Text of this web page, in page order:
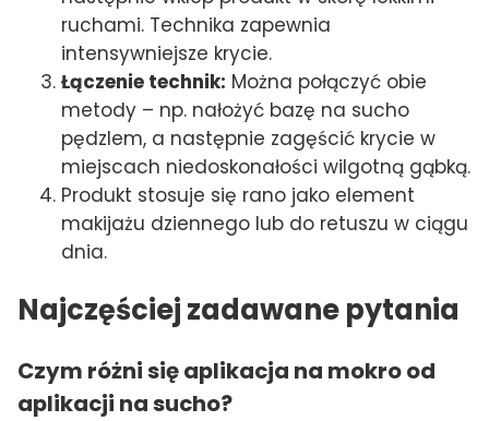
ruchami. Technika zapewnia
intensywniejsze krycie.
Łączenie technik: Można połączyć obie
metody – np. nałożyć bazę na sucho
pędzlem, a następnie zagęścić krycie w
miejscach niedoskonałości wilgotną gąbką.
Produkt stosuje się rano jako element
makijażu dziennego lub do retuszu w ciągu
dnia.
Najczęściej zadawane pytania
Czym różni się aplikacja na mokro od
aplikacji na sucho?